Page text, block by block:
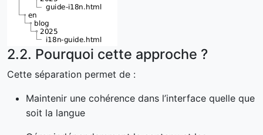
2.2. Pourquoi cette approche ?
Cette séparation permet de :
Maintenir une cohérence dans l’interface quelle que
soit la langue